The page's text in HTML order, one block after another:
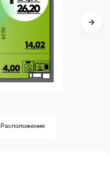
Расположение